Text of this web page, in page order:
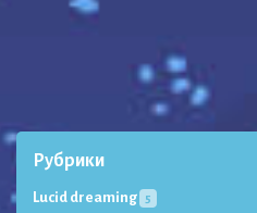
Рубрики
Lucid dreaming 5